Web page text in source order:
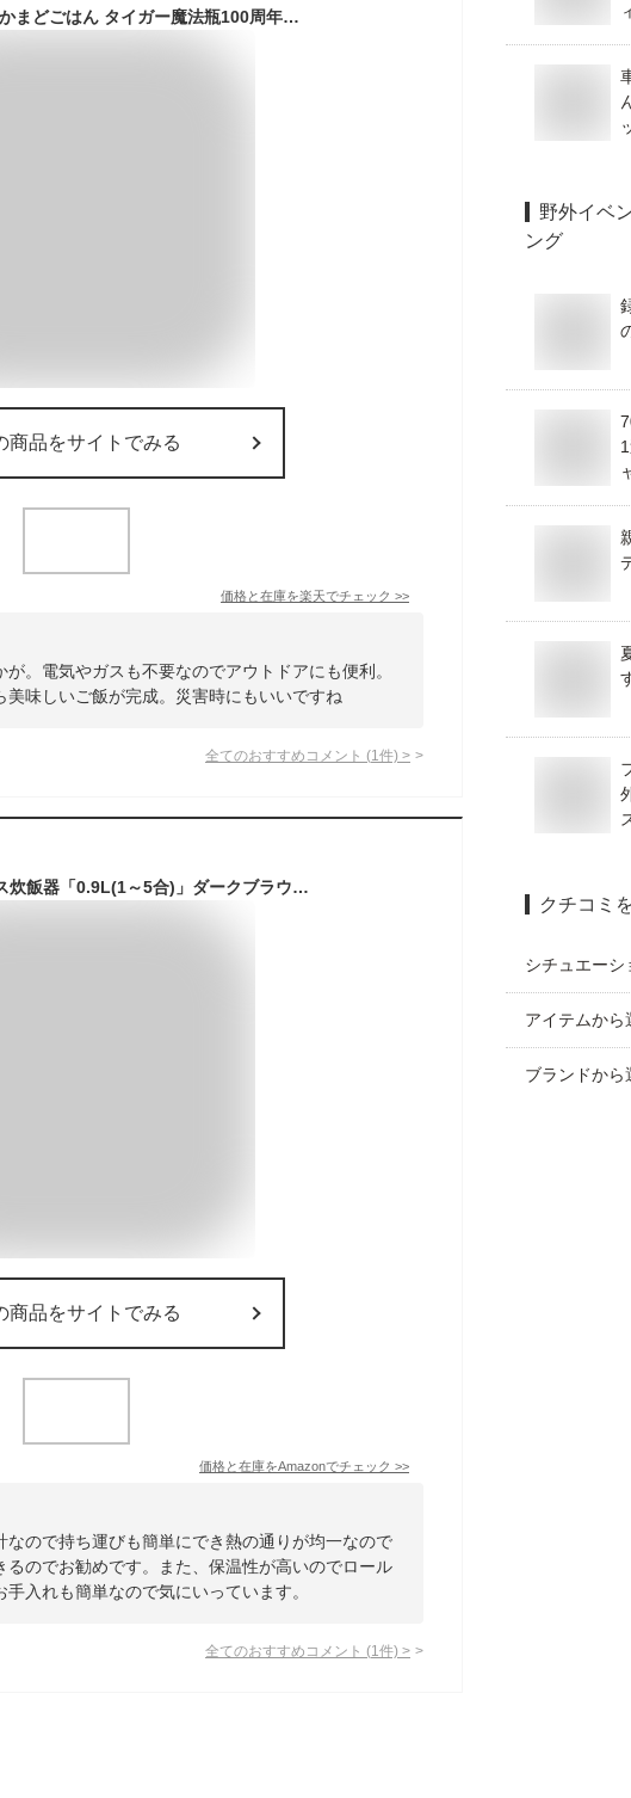
TIGER 炊飯器 魔法のかまどごはん タイガー魔法瓶100周年記念 野外 炊飯器 5合 KMD-A100 ブラック アウトドア 電気 ガス 不要 防災 キャンプ 本格かまどご飯 タイガー 炊飯ジャー 魔法のかまどごはん 通販 2024
商品をサイトでみる
価格と在庫を楽天でチェック >>
。電気やガスも不要なのでアウトドアにも便利。
味しいご飯が完成。災害時にもいいですね
全てのおすすめコメント (1 件) >
リンナイ こがまるガス炊飯器「0.9L(1～5合)」ダークブラウン (LPG) RR-050FS_A__DB__LPG_
商品をサイトでみる
価格と在庫をAmazonでチェック >>
ので持ち運びも簡単にでき熱の通りが均一なので
のでお勧めです。また、保温性が高いのでロール
入れも簡単なので気にいっています。
全てのおすすめコメント (1 件) >
野外イベ
ング
クチコミ
シチュエーシ
アイテムから
ブランドから